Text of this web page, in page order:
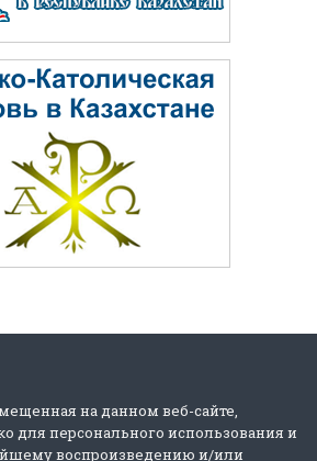
на данном веб-сайте,
для персонального использования и
воспроизведению и/или